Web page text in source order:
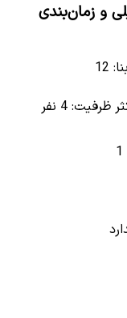
و زمان‌بندی
12
ظرفیت: 4 نفر